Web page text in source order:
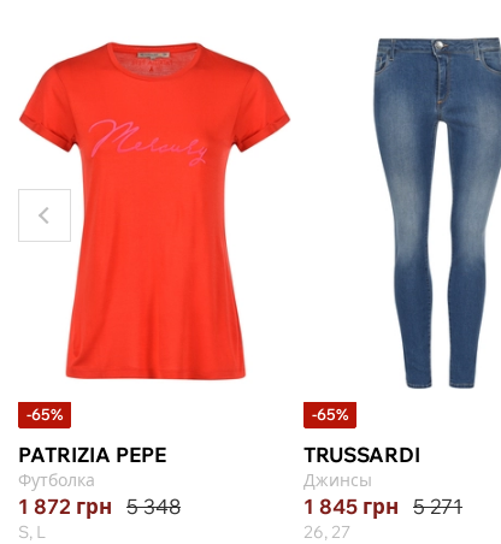
-65%
PATRIZIA PEPE
Футболка
1 872 грн 5 348
S, L
-65%
TRUSSARDI
Джинсы
1 845 грн 5 271
26, 27